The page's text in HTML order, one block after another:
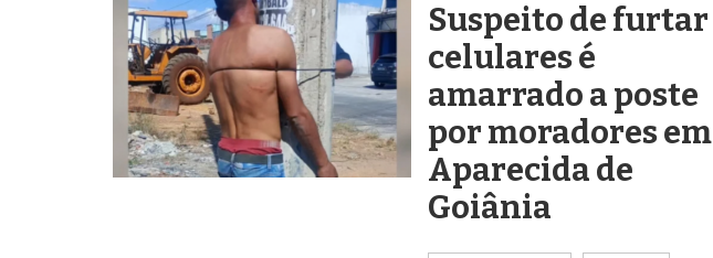
Suspeito de furtar
celulares é
amarrado a poste
por moradores em
Aparecida de
Goiânia